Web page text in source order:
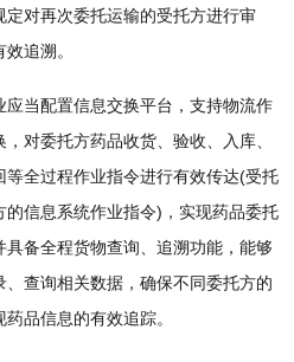
对再次委托运输的受托方进行审
追溯。
当配置信息交换平台，支持物流作
对委托方药品收货、验收、入库、
全过程作业指令进行有效传达(受托
信息系统作业指令)，实现药品委托
备全程货物查询、追溯功能，能够
查询相关数据，确保不同委托方的
品信息的有效追踪。